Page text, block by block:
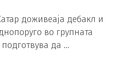
доживеаја дебакл и
во групната
подготвува да …